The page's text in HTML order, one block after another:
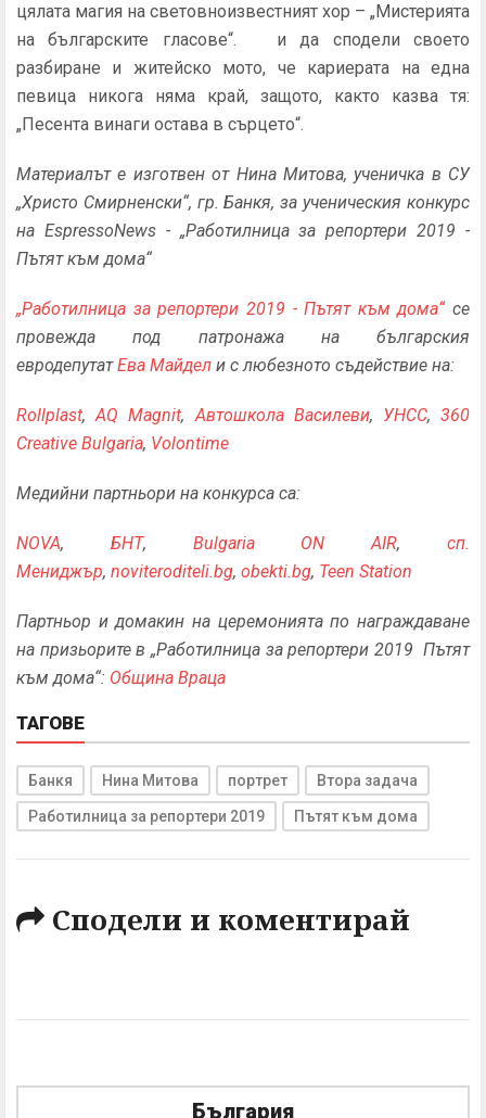
цялата магия на световноизвестният хор – „Мистерията
на българските гласове“. и да сподели своето
разбиране и житейско мото, че кариерата на една
певица никога няма край, защото, както казва тя:
„Песента винаги остава в сърцето“.
Материалът е изготвен от Нина Митова, ученичка в СУ
„Христо Смирненски“, гр. Банкя, за ученическия конкурс
на EspressoNews - „Работилница за репортери 2019 -
Пътят към дома“
„Работилница за репортери 2019 - Пътят към дома“се
провежда под патронажа на българския
евродепутатЕва Майдел и с любезното съдействие на:
Rollplast,AQ Magnit,Автошкола Василеви, УНСС,360
Creative Bulgaria, Volontime
Медийни партньори на конкурса са:
NOVA, БНТ, Bulgaria ON AIR,сп.
Мениджър, noviteroditeli.bg, obekti.bg, Teen Station
Партньор и домакин на церемонията по награждаване
на призьорите в „Работилница за репортери 2019 Пътят
към дома“: Община Враца
ТАГОВЕ
Банкя Нина Митова портрет Втора задача
Работилница за репортери 2019 Пътят към дома
Сподели и коментирай
България